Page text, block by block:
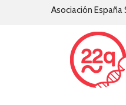
Asociación España